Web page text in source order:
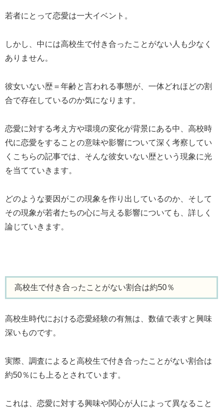
若者にとって恋愛は一大イベント。
しかし、中には高校生で付き合ったことがない人も少なく
ありません。
彼女いない歴＝年齢と言われる事態が、一体どれほどの割
合で存在しているのか気になります。
恋愛に対する考え方や環境の変化が背景にある中、高校時
代に恋愛をすることの意味や影響について深く考察してい
くこちらの記事では、そんな彼女いない歴という現象に光
を当てていきます。
どのような要因がこの現象を作り出しているのか、そして
その現象が若者たちの心に与える影響についても、詳しく
論じていきます。
高校生で付き合ったことがない割合は約50％
高校生時代における恋愛経験の有無は、数値で表すと興味
深いものです。
実際、調査によると高校生で付き合ったことがない割合は
約50％にも上るとされています。
これは、恋愛に対する興味や関心が人によって異なること